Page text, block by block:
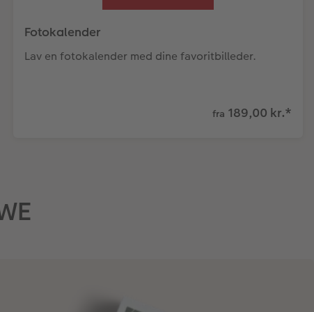
Fotokalender
Lav en fotokalender med dine favoritbilleder.
fra 189,00 kr.*